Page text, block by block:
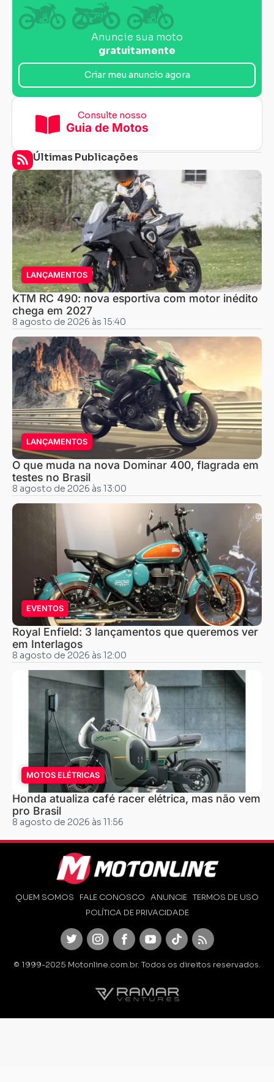
Anuncie sua moto
gratuitamente
Criar meu anuncio agora
Consulte nosso
Guia de Motos
Últimas Publicações
LANÇAMENTOS
KTM RC 490: nova esportiva com motor inédito
chega em 2027
8 agosto de 2026 às 15:40
LANÇAMENTOS
O que muda na nova Dominar 400, flagrada em
testes no Brasil
8 agosto de 2026 às 13:00
EVENTOS
Royal Enfield: 3 lançamentos que queremos ver
em Interlagos
8 agosto de 2026 às 12:00
MOTOS ELÉTRICAS
Honda atualiza café racer elétrica, mas não vem
pro Brasil
8 agosto de 2026 às 11:56
QUEM SOMOS FALE CONOSCO ANUNCIE TERMOS DE USO
POLÍTICA DE PRIVACIDADE
TwitterInstagramFacebookYoutubeTikTok Feed
© 1999-2025 Motonline.com.br. Todos os direitos reservados.